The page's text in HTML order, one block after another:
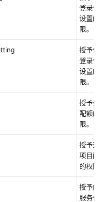
登录保
设置的
限。
授予修
登录保
设置的
限。
授予列
配额的
限。
授予查
项目配
的权限
授予向
服务传